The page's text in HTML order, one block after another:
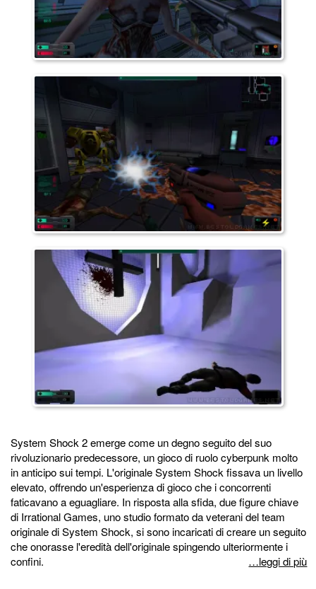
System Shock 2 emerge come un degno seguito del suo
rivoluzionario predecessore, un gioco di ruolo cyberpunk molto
in anticipo sui tempi. L'originale System Shock fissava un livello
elevato, offrendo un'esperienza di gioco che i concorrenti
faticavano a eguagliare. In risposta alla sfida, due figure chiave
di Irrational Games, uno studio formato da veterani del team
originale di System Shock, si sono incaricati di creare un seguito
che onorasse l'eredità dell'originale spingendo ulteriormente i
confini.
…leggi di più